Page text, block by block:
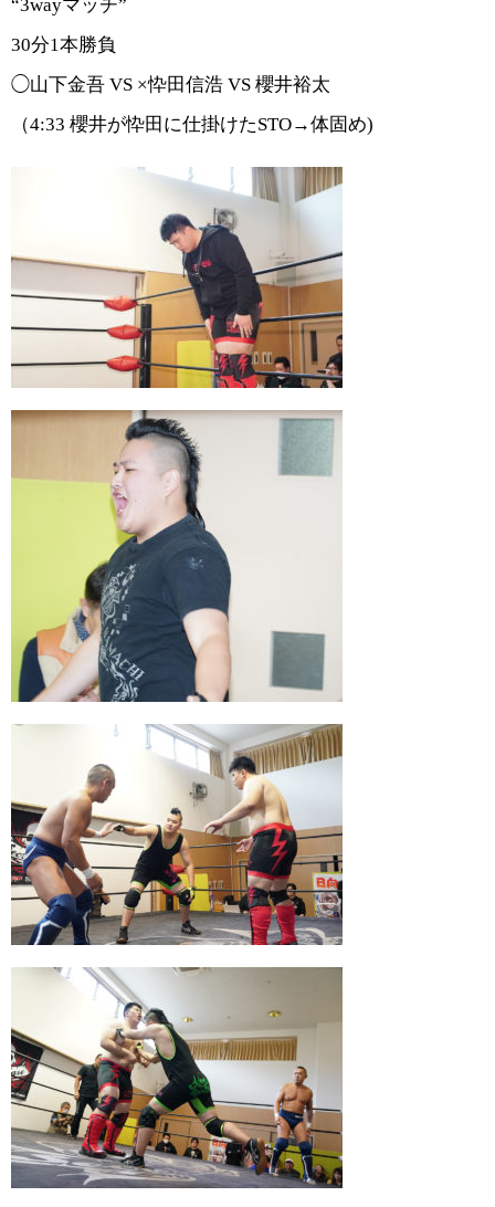
“3wayマッチ”
30分1本勝負
◯山下金吾 VS ×忰田信浩 VS 櫻井裕太
（4:33 櫻井が忰田に仕掛けたSTO→体固め)